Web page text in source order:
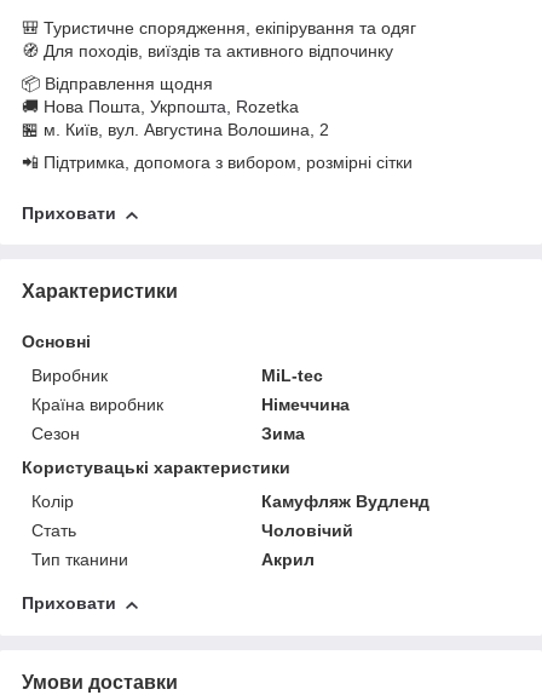
🎒 Туристичне спорядження, екіпірування та одяг
🧭 Для походів, виїздів та активного відпочинку
📦 Відправлення щодня
🚚 Нова Пошта, Укрпошта, Rozetka
🏪 м. Київ, вул. Августина Волошина, 2
📲 Підтримка, допомога з вибором, розмірні сітки
Приховати
Характеристики
Основні
Виробник
MiL-tec
Країна виробник
Німеччина
Сезон
Зима
Користувацькі характеристики
Колір
Камуфляж Вудленд
Стать
Чоловічий
Тип тканини
Акрил
Приховати
Умови доставки